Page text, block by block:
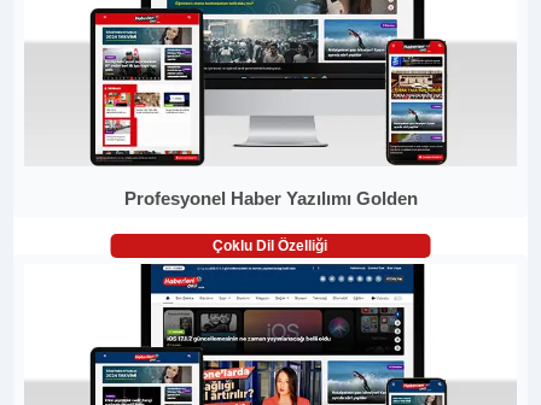
Profesyonel Haber Yazılımı Golden
Çoklu Dil Özelliği